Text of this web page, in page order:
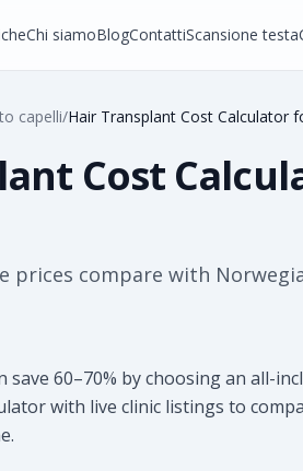
Chi siamoBlogContattiScansione testa
capelli/Hair Transplant Cost Calculator
Cost
prices compare with
60–70% by choosing an all-
with live clinic listings to